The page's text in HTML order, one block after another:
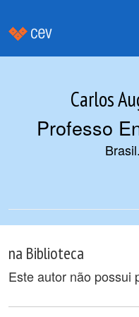
Carlos
Professo
na Biblioteca
Este autor não possui